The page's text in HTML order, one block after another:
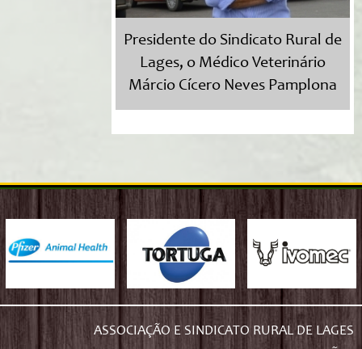
Presidente do Sindicato Rural de
Lages, o Médico Veterinário
Márcio Cícero Neves Pamplona
ASSOCIAÇÃO E SINDICATO RURAL DE LAGES